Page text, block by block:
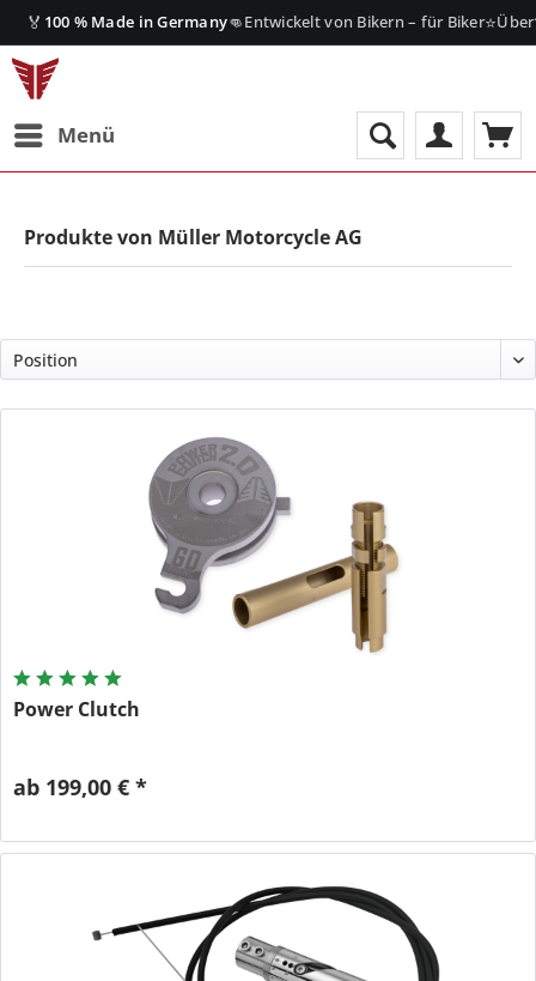
🏅 100 % Made in Germany👊Entwickelt von Bikern – für Biker⭐Über
Menü
Produkte von Müller Motorcycle AG
Power Clutch
ab 199,00 € *